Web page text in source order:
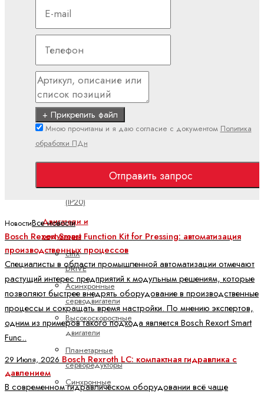
YM
(IP20)
S67E
(IP65/IP67)
Полевая
Поточный
(IP20)
Двигатели и
редукторы
ctrlX
DRIVE
Асинхронные
серводвигатели
Высокоскоростные
двигатели
Планетарные
серворедукторы
Синхронные
+ Прикрепить файл
Мною прочитаны и я даю согласие с документом Политика
обработки ПДн
Отправить запрос
НовостиВсе новости
Bosch Rexort Smart Function Kit for Pressing: автоматизация
производственных процессов
Специалисты в области промышленной автоматизации отмечают
растущий интерес предприятий к модульным решениям, которые
позволяют быстрее внедрять оборудование в производственные
процессы и сокращать время настройки. По мнению экспертов,
одним из примеров такого подхода является Bosch Rexort Smart
Func..
29 Июля, 2026 Bosch Rexroth LC: компактная гидравлика с
давлением
В современном гидравлическом оборудовании всё чаще